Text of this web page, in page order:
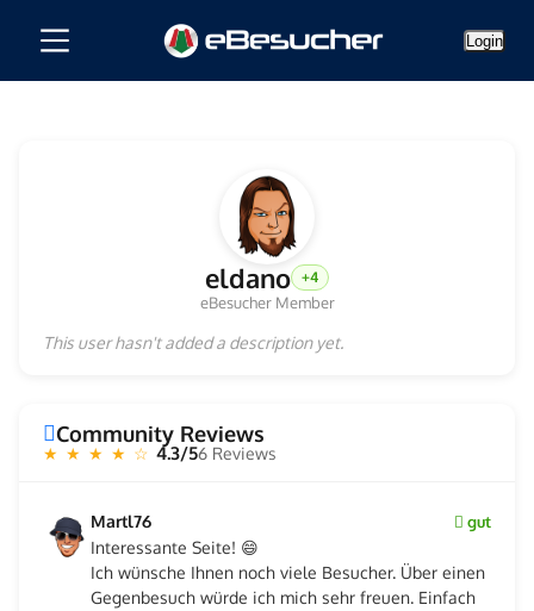
Login
eldano +4
eBesucher Member
This user hasn't added a description yet.
Community Reviews
★ ★ ★ ★ ☆ 4.3/56 Reviews
Martl76 gut
Interessante Seite! 😄
Ich wünsche Ihnen noch viele Besucher. Über einen
Gegenbesuch würde ich mich sehr freuen. Einfach